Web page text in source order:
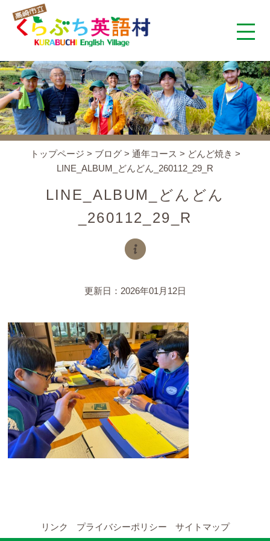
くらぶち英語村とは
コンセプト
通年コース
週末コース
短期コース
留学コースのご案内
短期コース
トップページ > ブログ> 通年コース > どんど焼き >
LINE_ALBUM_どんどん_260112_29_R
LINE_ALBUM_どんどん
_260112_29_R
更新日：2026年01月12日
リンク プライバシーポリシー サイトマップ